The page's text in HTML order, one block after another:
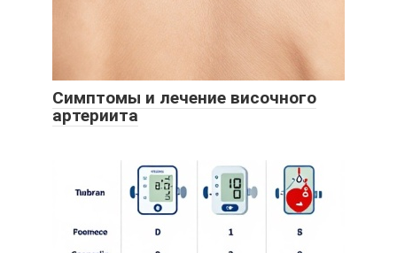
Симптомы и лечение височного
артериита